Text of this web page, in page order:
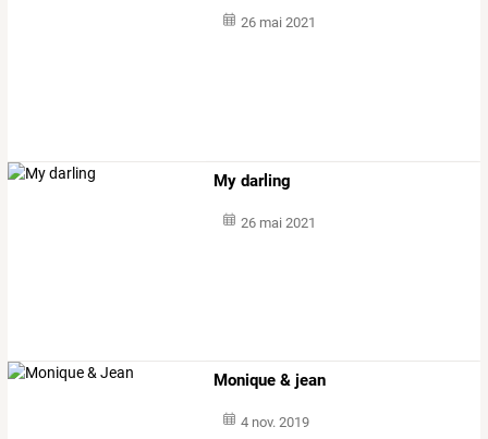
26 mai 2021
My darling
26 mai 2021
Monique & jean
4 nov. 2019